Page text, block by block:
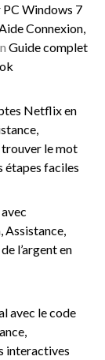
Windows 7
Connexion,
Guide complet
Netflix en
le mot
étapes faciles
Assistance,
l’argent en
avec le code
interactives